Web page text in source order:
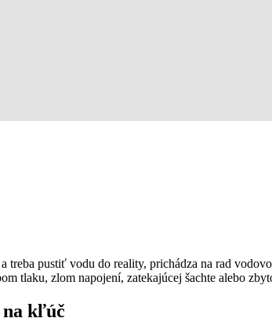
treba pustiť vodu do reality, prichádza na rad
tlaku, zlom napojení, zatekajúcej šachte alebo
na kľúč